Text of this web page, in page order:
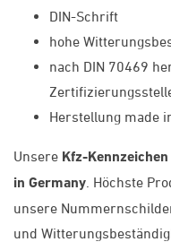
DIN-Schrift
hohe
nach DIN 70469
Herstellung made
Unsere Kfz-Kennzeichen
in Germany . Höchste
unsere
und